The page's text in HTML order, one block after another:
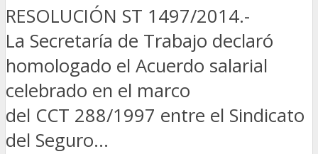
RESOLUCIÓN ST 1497/2014.-
La Secretaría de Trabajo declaró
homologado el Acuerdo salarial
celebrado en el marco
del CCT 288/1997 entre el Sindicato
del Seguro...